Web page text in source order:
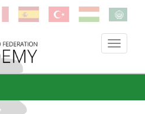
Toggle